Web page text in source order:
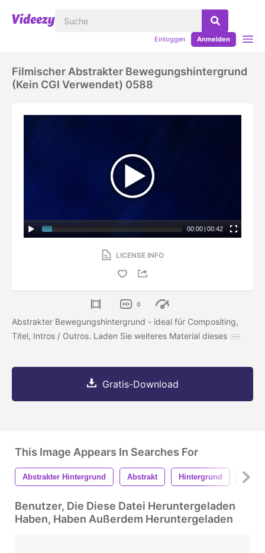
Einloggen Anmelden
Filmischer Abstrakter Bewegungshintergrund
(kein CGI Verwendet) 0588
00:00 | 00:42
LICENSE INFO
0
Abstrakter Bewegungshintergrund - ideal für Compositing,
Titel, Intros / Outros. Laden Sie weiteres Material dieses
Gratis-Download
This Image Appears In Searches For
Abstrakter Hintergrund Abstrakt Hintergrund
Benutzer, Die Diese Datei Heruntergeladen
Haben, Haben Außerdem Heruntergeladen